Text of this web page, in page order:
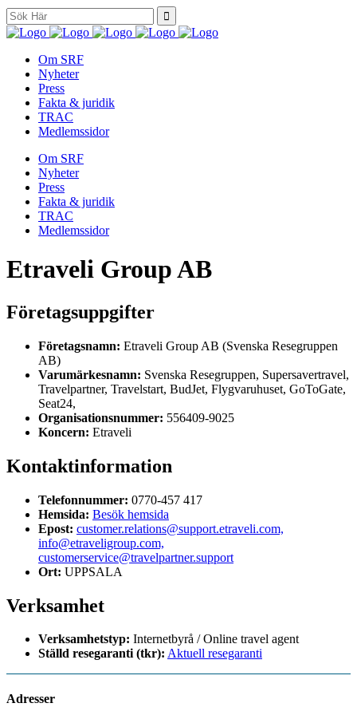
Search
for:
Om SRF
Nyheter
Press
Fakta & juridik
TRAC
Medlemssidor
Om SRF
Nyheter
Press
Fakta & juridik
TRAC
Medlemssidor
Etraveli Group AB
Företagsuppgifter
Företagsnamn: Etraveli Group AB (Svenska Resegruppen
AB)
Varumärkesnamn: Svenska Resegruppen, Supersavertravel,
Travelpartner, Travelstart, BudJet, Flygvaruhuset, GoToGate,
Seat24,
Organisationsnummer: 556409-9025
Koncern: Etraveli
Kontaktinformation
Telefonnummer: 0770-457 417
Hemsida: Besök hemsida
Epost: customer.relations@support.etraveli.com,
info@etraveligroup.com,
customerservice@travelpartner.support
Ort: UPPSALA
Verksamhet
Verksamhetstyp: Internetbyrå / Online travel agent
Ställd resegaranti (tkr): Aktuell resegaranti
Adresser